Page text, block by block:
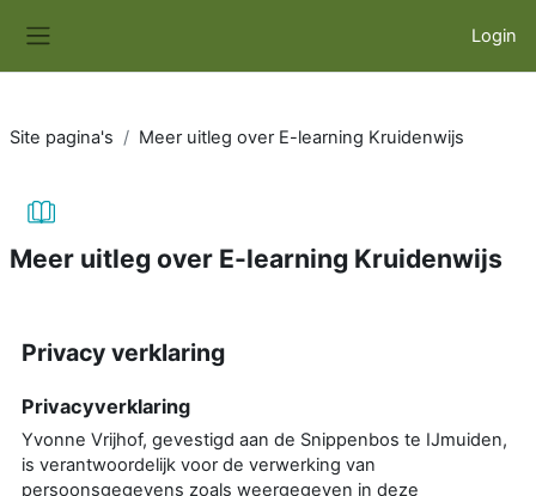
Login
Site pagina's Meer uitleg over E-learning Kruidenwijs
Meer uitleg over E-learning Kruidenwijs
Privacy verklaring
Privacyverklaring
Yvonne Vrijhof, gevestigd aan de Snippenbos te IJmuiden,
is verantwoordelijk voor de verwerking van
persoonsgegevens zoals weergegeven in deze